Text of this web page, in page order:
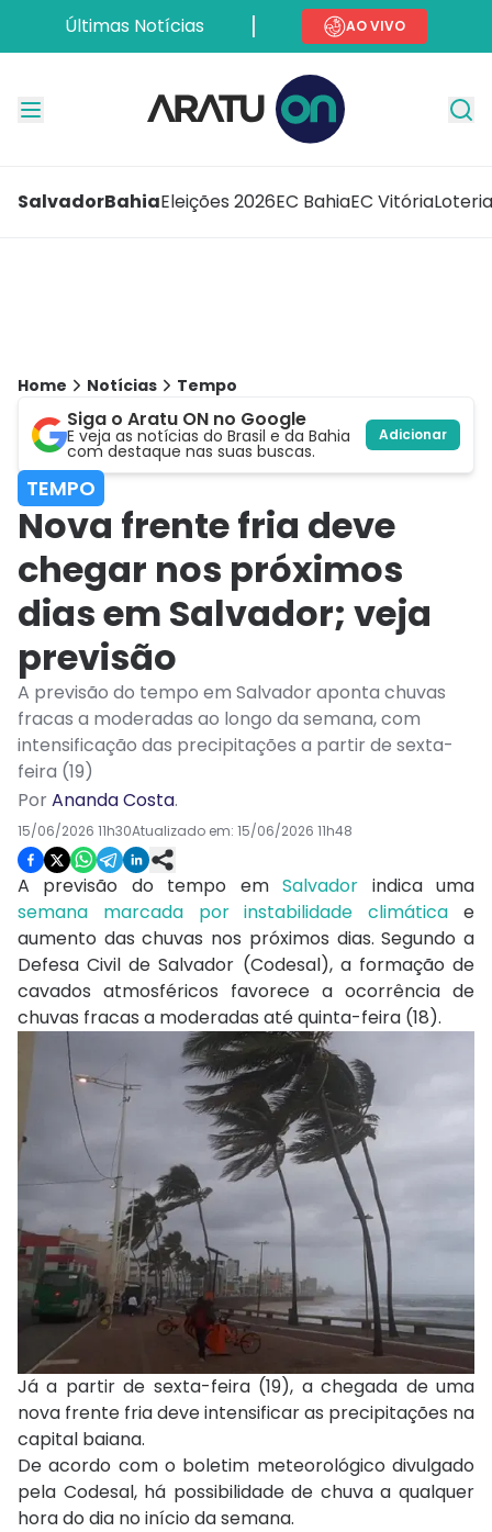
Últimas Notícias AO VIVO
SalvadorBahiaEleições 2026EC BahiaEC Vitória
Home Notícias Tempo
Siga o Aratu ON no Google
E veja as notícias do Brasil e da Bahia
com destaque nas suas buscas.
Adicionar
TEMPO
Nova frente fria deve
chegar nos próximos
dias em Salvador; veja
previsão
A previsão do tempo em Salvador aponta chuvas
fracas a moderadas ao longo da semana, com
intensificação das precipitações a partir de sexta-
feira (19)
PorAnanda Costa.
15/06/2026 11h30Atualizado em: 15/06/2026 11h48
A previsão do tempo emSalvador indica uma
semana marcada por instabilidade climática e
aumento das chuvas nos próximos dias. Segundo a
Defesa Civil de Salvador (Codesal), a formação de
cavados atmosféricos favorece a ocorrência de
chuvas fracas a moderadas até quinta-feira (18).
Já a partir de sexta-feira (19), a chegada de uma
nova frente fria deve intensificar as precipitações na
capital baiana.
De acordo com o boletim meteorológico divulgado
pela Codesal, há possibilidade de chuva a qualquer
hora do dia no início da semana.